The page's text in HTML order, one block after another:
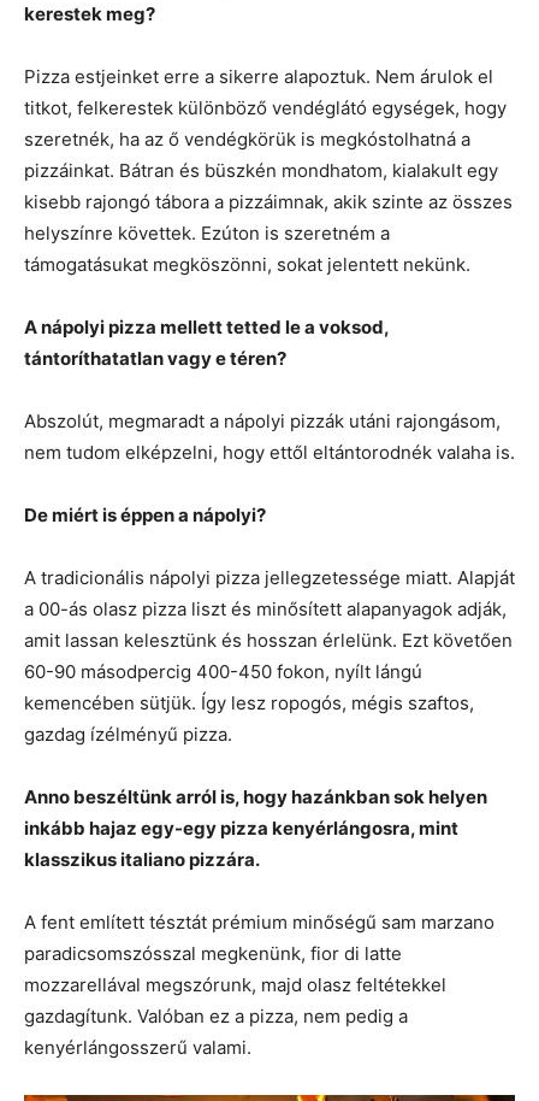
kerestek meg?
Pizza estjeinket erre a sikerre alapoztuk. Nem árulok el
titkot, felkerestek különböző vendéglátó egységek, hogy
szeretnék, ha az ő vendégkörük is megkóstolhatná a
pizzáinkat. Bátran és büszkén mondhatom, kialakult egy
kisebb rajongó tábora a pizzáimnak, akik szinte az összes
helyszínre követtek. Ezúton is szeretném a
támogatásukat megköszönni, sokat jelentett nekünk.
A nápolyi pizza mellett tetted le a voksod,
tántoríthatatlan vagy e téren?
Abszolút, megmaradt a nápolyi pizzák utáni rajongásom,
nem tudom elképzelni, hogy ettől eltántorodnék valaha is.
De miért is éppen a nápolyi?
A tradicionális nápolyi pizza jellegzetessége miatt. Alapját
a 00-ás olasz pizza liszt és minősített alapanyagok adják,
amit lassan kelesztünk és hosszan érlelünk. Ezt követően
60-90 másodpercig 400-450 fokon, nyílt lángú
kemencében sütjük. Így lesz ropogós, mégis szaftos,
gazdag ízélményű pizza.
Anno beszéltünk arról is, hogy hazánkban sok helyen
inkább hajaz egy-egy pizza kenyérlángosra, mint
klasszikus italiano pizzára.
A fent említett tésztát prémium minőségű sam marzano
paradicsomszósszal megkenünk, fior di latte
mozzarellával megszórunk, majd olasz feltétekkel
gazdagítunk. Valóban ez a pizza, nem pedig a
kenyérlángosszerű valami.